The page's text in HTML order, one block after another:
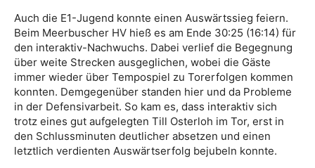
Auch die E1-Jugend konnte einen Auswärtssieg feiern.
Beim Meerbuscher HV hieß es am Ende 30:25 (16:14) für
den interaktiv-Nachwuchs. Dabei verlief die Begegnung
über weite Strecken ausgeglichen, wobei die Gäste
immer wieder über Tempospiel zu Torerfolgen kommen
konnten. Demgegenüber standen hier und da Probleme
in der Defensivarbeit. So kam es, dass interaktiv sich
trotz eines gut aufgelegten Till Osterloh im Tor, erst in
den Schlussminuten deutlicher absetzen und einen
letztlich verdienten Auswärtserfolg bejubeln konnte.